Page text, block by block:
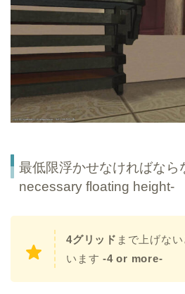
最低限浮かせなければなら
necessary floating height-
4グリッド まで上げな
います-4 or more-